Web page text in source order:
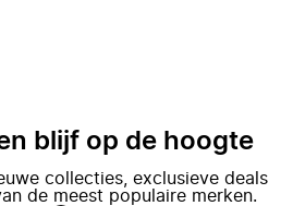
blijf op de hoogte
collecties, exclusieve deals
de meest populaire merken.